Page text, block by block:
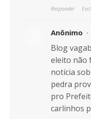
Responder
Anônimo
Blog
eleito não
notícia
pedra
pro
carlinhos